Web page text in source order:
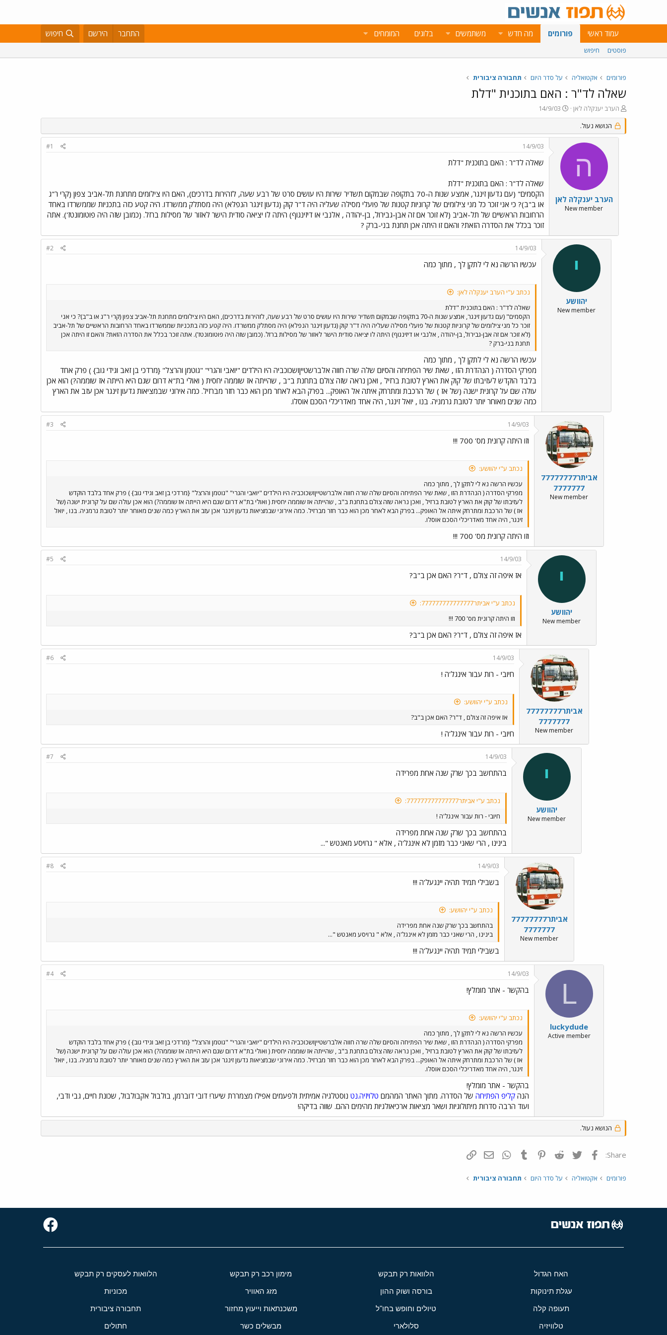
עמוד ראשי פורומים מה חדש משתמשים בלוגים המומחים התחבר הירשם חיפוש
פוסטים חיפוש
פורומים אקטואליה על סדר היום תחבורה ציבורית
שאלה לד"ר : האם בתוכנית "דלת
פ
ו
ת
ח
הערב יענקלה לאן
פ
ו
ס
ת
א
ך
14/9/03
הנושא נעול.
ה
הערב יענקלה לאן
New member
14/9/03
#1
שאלה לד"ר : האם בתוכנית "דלת
שאלה לד"ר : האם בתוכנית "דלת
הקסמים" (עם גדעון זינגר, אמצע שנות ה-70 בתקופה שבמקום תשדיר שירות היו עושים סרט של רבע שעה, לזהירות בדרכים), האם היו צילומים מתחנת תל-אביב צפון (קרי ר"ג
או ב"ב)? כי אני זוכר כל מני צילומים של קרוניות קטנות של פועלי מסילה שעליה היה ד"ר קוק (גדעון זינגר הנפלא) היה מסתלק ממשרדו. היה קטע כזה בתכניות שממשרדו באחד
הרחובות הראשיים של תל-אביב (לא זוכר אם זה אבן-גבירול, בן-יהודה , אלנבי או דיזינגוף) היתה לו יציאה סודית הישר לאזור של מסילות ברזל. (כמובן שזה היה פוטומונטז'). אתה
זוכר בכלל את הסדרה הזאת? והאם זו היתה אכן תחנת בני-ברק ?
י
יהוושע
New member
14/9/03
#2
עכשיו הרשה נא לי לתקן לך , מתוך כמה
נכתב ע"י הערב יענקלה לאן:
שאלה לד"ר : האם בתוכנית "דלת
הקסמים" (עם גדעון זינגר, אמצע שנות ה-70 בתקופה שבמקום תשדיר שירות היו עושים סרט של רבע שעה, לזהירות בדרכים), האם היו צילומים מתחנת תל-אביב צפון (קרי ר"ג או ב"ב)? כי אני
זוכר כל מני צילומים של קרוניות קטנות של פועלי מסילה שעליה היה ד"ר קוק (גדעון זינגר הנפלא) היה מסתלק ממשרדו. היה קטע כזה בתכניות שממשרדו באחד הרחובות הראשיים של תל-אביב
(לא זוכר אם זה אבן-גבירול, בן-יהודה , אלנבי או דיזינגוף) היתה לו יציאה סודית הישר לאזור של מסילות ברזל. (כמובן שזה היה פוטומונטז'). אתה זוכר בכלל את הסדרה הזאת? והאם זו היתה אכן
תחנת בני-ברק ?
עכשיו הרשה נא לי לתקן לך , מתוך כמה
מפרקי הסדרה ( הנהדרת הזו , שאת שיר הפתיחה והסיום שלה שרה חווה אלברשטייןושכוכביה היו הילדים "יואבי והגרי" "גוטמן והרצל" {מרדכי בן זאב וגידי גוב} ) פרק אחד
בלבד הוקדש לעזיבתו של קוק את הארץ לטובת ברזיל , ואכן נראה שזה צולם בתחנת ב"ב , שהייתה אז שוממה יחסית ( ואולי בת"א דרום שגם היא הייתה אז שוממה?) הוא אכן
עולה שם על קרונית ישנה (של אז ) של הרכבת ומתרחק איתה אל האופק... בפרק הבא לאחר מכן הוא כבר חזר מברזיל. כמה אירוני שבמציאות גדעון זינגר אכן עזב את הארץ
כמה שנים מאוחר יותר לטובת גרמניה. בנו , יואל זינגר, היה אחד מאדריכלי הסכם אוסלו.
אביתר77777777
7777777
New member
14/9/03
#3
וזו היתה קרונית מס' 700 !!!
נכתב ע"י יהוושע:
עכשיו הרשה נא לי לתקן לך , מתוך כמה
מפרקי הסדרה ( הנהדרת הזו , שאת שיר הפתיחה והסיום שלה שרה חווה אלברשטייןושכוכביה היו הילדים "יואבי והגרי" "גוטמן והרצל" {מרדכי בן זאב וגידי גוב} ) פרק אחד בלבד הוקדש
לעזיבתו של קוק את הארץ לטובת ברזיל , ואכן נראה שזה צולם בתחנת ב"ב , שהייתה אז שוממה יחסית ( ואולי בת"א דרום שגם היא הייתה אז שוממה?) הוא אכן עולה שם על קרונית ישנה (של
אז ) של הרכבת ומתרחק איתה אל האופק... בפרק הבא לאחר מכן הוא כבר חזר מברזיל. כמה אירוני שבמציאות גדעון זינגר אכן עזב את הארץ כמה שנים מאוחר יותר לטובת גרמניה. בנו , יואל
זינגר, היה אחד מאדריכלי הסכם אוסלו.
וזו היתה קרונית מס' 700 !!!
י
יהוושע
New member
14/9/03
#5
אז איפה זה צולם , ד"ר? האם אכן ב"ב?
נכתב ע"י אביתר777777777777777:
וזו היתה קרונית מס' 700 !!!
אז איפה זה צולם , ד"ר? האם אכן ב"ב?
אביתר77777777
7777777
New member
14/9/03
#6
חיובי - רות עבור אינגל'ה !
נכתב ע"י יהוושע:
אז איפה זה צולם , ד"ר? האם אכן ב"ב?
חיובי - רות עבור אינגל'ה !
י
יהוושע
New member
14/9/03
#7
בהתחשב בכך שרק שנה אחת מפרידה
נכתב ע"י אביתר777777777777777:
חיובי - רות עבור אינגל'ה !
בהתחשב בכך שרק שנה אחת מפרידה
בינינו , הרי שאני כבר מזמן לא אינגל'ה , אלא " גרויסע מאנטש "...
אביתר77777777
7777777
New member
14/9/03
#8
בשבילי תמיד תהיה יינגעל'ה !!!
נכתב ע"י יהוושע:
בהתחשב בכך שרק שנה אחת מפרידה
בינינו , הרי שאני כבר מזמן לא אינגל'ה , אלא " גרויסע מאנטש "...
בשבילי תמיד תהיה יינגעל'ה !!!
L
luckydude
Active member
14/9/03
#4
בהקשר - אתר מומלץ!
נכתב ע"י יהוושע:
עכשיו הרשה נא לי לתקן לך , מתוך כמה
מפרקי הסדרה ( הנהדרת הזו , שאת שיר הפתיחה והסיום שלה שרה חווה אלברשטייןושכוכביה היו הילדים "יואבי והגרי" "גוטמן והרצל" {מרדכי בן זאב וגידי גוב} ) פרק אחד בלבד הוקדש
לעזיבתו של קוק את הארץ לטובת ברזיל , ואכן נראה שזה צולם בתחנת ב"ב , שהייתה אז שוממה יחסית ( ואולי בת"א דרום שגם היא הייתה אז שוממה?) הוא אכן עולה שם על קרונית ישנה (של
אז ) של הרכבת ומתרחק איתה אל האופק... בפרק הבא לאחר מכן הוא כבר חזר מברזיל. כמה אירוני שבמציאות גדעון זינגר אכן עזב את הארץ כמה שנים מאוחר יותר לטובת גרמניה. בנו , יואל
זינגר, היה אחד מאדריכלי הסכם אוסלו.
בהקשר - אתר מומלץ!
הנה קליפ הפתיחה של הסדרה. מתוך האתר המהמם טלויזיה.נט נוסטלגיה אמיתית ולפעמים אפילו מצמררת שיער! דובי דוברמן, בולבול אקבולבול, שכונת חיים, גבי ודבי,
ועוד הרבה סדרות מיתולוגיות ושאר מציאות ארכיאולגיות מהימים ההם. שווה בדיקה!
הנושא נעול.
Share: פייסבוק Twitter
Reddit
Pinterest
Tumblr
WhatsAppדואר אלקטרוני
פורומים אקטואליה על סדר היום תחבורה ציבורית
האח הגדול הלוואות רק תבקש מימון רכב רק תבקש הלוואות לעסקים רק תבקש
עגלת תינוקות בורסה ושוק ההון מזג האוויר מכוניות
תעופה קלה טיולים וחופש בחו"ל משכנתאות וייעוץ מחזור תחבורה ציבורית
טלוויזיה סלולארי מבשלים כשר חתולים